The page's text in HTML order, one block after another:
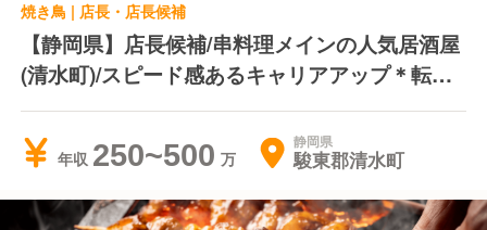
焼き鳥 | 店長・店長候補
【静岡県】店長候補/串料理メインの人気居酒屋
(清水町)/スピード感あるキャリアアップ＊転居
費用負担＊独立支援制度あり
年収 250~500 静岡県
駿東郡清水町